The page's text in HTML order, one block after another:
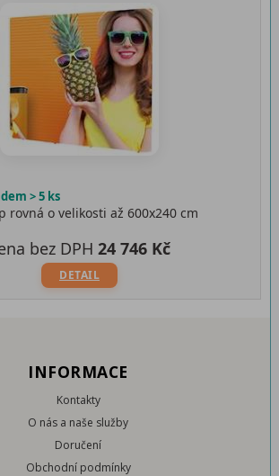
> 5 ks
rovná o velikosti až 600x240 cm
DETAIL
bez DPH 24 746 Kč
INFORMACE
Kontakty
O nás a naše služby
Doručení
Obchodní podmínky